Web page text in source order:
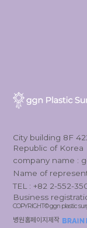
City building 8F
Republic of Korea
company name :
Name of
TEL : +82 2-552-
Business
COPYRIGHT© ggn plastic
병원홈페이지제작